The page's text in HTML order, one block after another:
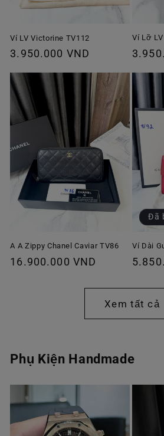
Ví LV Victorine TV112
Giá
thường
3.950.000 VND
Ví Lỡ
Giá
A A Zippy Chanel Caviar TV86
Giá
16.900.000 VND
Đã
Ví Dài
Giá
Xem tất cả
Phụ Kiện Handmade